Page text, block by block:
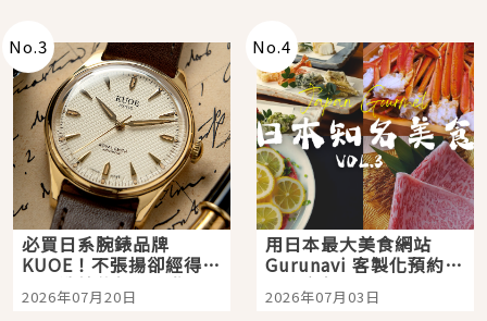
No.3
必買日系腕錶品牌
KUOE！不張揚卻經得起
時間洗鍊的經典之作五
選
2026年07月20日
No.4
用日本最大美食網站
Gurunavi 客製化預約九
大都市餐廳，打造專屬
美食體驗！
2026年07月03日